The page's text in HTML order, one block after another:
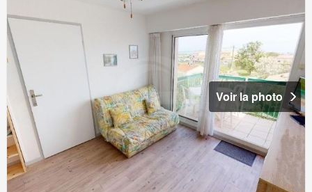
Voir la photo